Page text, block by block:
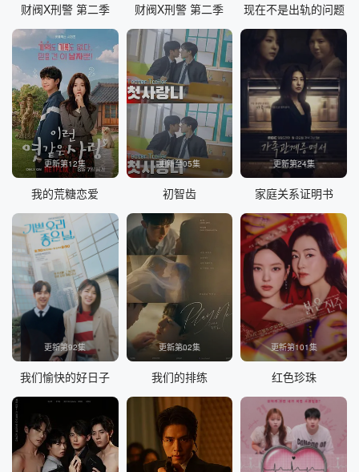
财阀X刑警 第二季 财阀X刑警 第二季 现在不是出轨的问题
更新第12集
我的荒糖恋爱
更新至05集
初智齿
更新第24集
家庭关系证明书
更新第92集
我们愉快的好日子
更新第02集
我们的排练
更新第101集
红色珍珠